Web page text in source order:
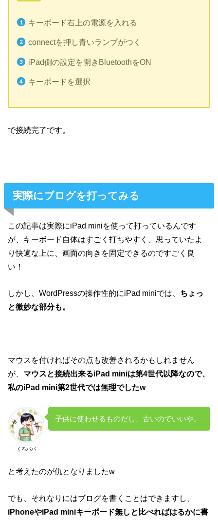
キーボード右上の電源を入れる
connectを押し青いランプがつく
iPad側の設定を開きBluetoothをON
キーボードを選択
で接続完了です。
実際にブログを打ってみる
この記事は実際にiPad miniを使って打っているんです
が、キーボード自体はすごく打ちやすく、思っていたよ
り快適な上に、画面の向きを固定できるのですごく良
い！
しかし、WordPressの操作性的にiPad miniでは、 ちょっ
と微妙な部分も。
マウスを付ければその点も改善されるかもしれません
が、 マウスと接続出来るiPad miniは第4世代以降なので、
私のiPad mini第2世代では無理でしたw
くろパパ
子供に使わせるものだし、古いのでいいや。
と考えたのが仇となりましたw
でも、それなりにはブログを書くことはできますし、
iPhoneやiPad miniキーボード無しと比べればはるかに書